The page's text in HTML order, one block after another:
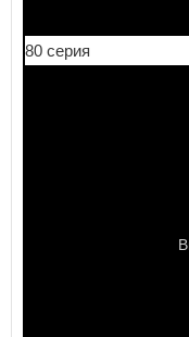
80 серия